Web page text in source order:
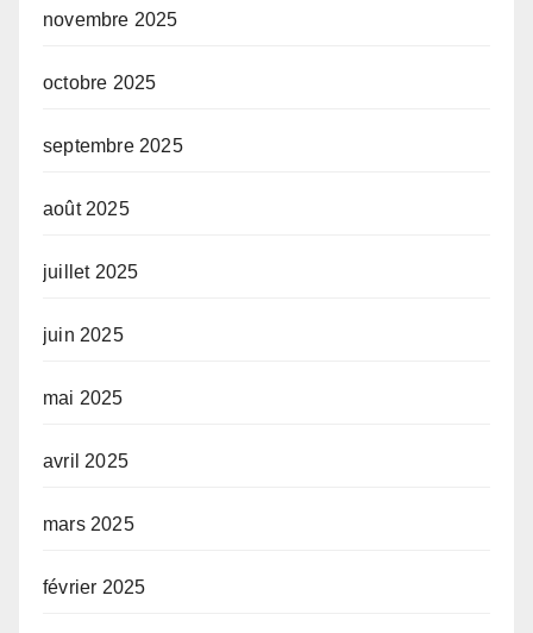
novembre 2025
octobre 2025
septembre 2025
août 2025
juillet 2025
juin 2025
mai 2025
avril 2025
mars 2025
février 2025